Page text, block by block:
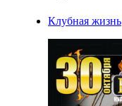
Клубная жизнь